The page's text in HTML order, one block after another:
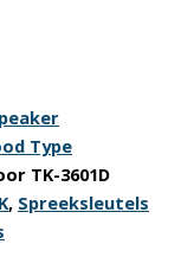
Type
TK-3601D
, Spreeksleutels